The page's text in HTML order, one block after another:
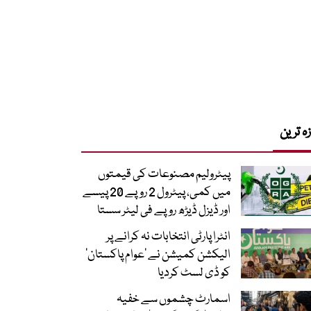
ترین
پیٹرولیم مصنوعات کی قیمتوں
میں کمی، پیٹرول 2 روپے 20 پیسے
اور ڈیزل ڈیڑھ روپے فی لیٹر سستا
انٹرا پارٹی انتخابات نہ کرانے پر
الیکشن کمیشن نے ’عوام پاکستان‘
کو ڈی لسٹ کردیا
اسمارٹ چشموں سے خفیہ